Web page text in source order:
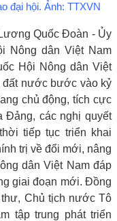
đại hội. Ảnh: TTXVN
Quốc Đoàn - Ủy
Nông dân Việt Nam
Hội Nông dân Việt
đất nước bước vào kỷ
chủ động, tích cực
Đảng, các nghị quyết
tiếp tục triển khai
trị về đổi mới, nâng
dân Việt Nam đáp
giai đoạn mới. Đồng
Chủ tịch nước Tô
tập trung phát triển